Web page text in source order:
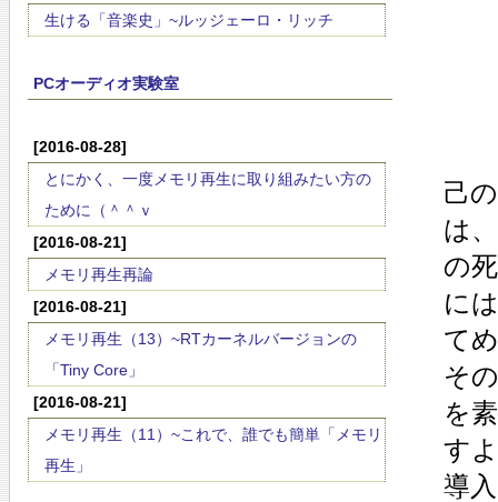
生ける「音楽史」~ルッジェーロ・リッチ
PCオーディオ実験室
[2016-08-28]
とにかく、一度メモリ再生に取り組みたい方の
ために（＾＾ｖ
[2016-08-21]
メモリ再生再論
[2016-08-21]
メモリ再生（13）~RTカーネルバージョンの
「Tiny Core」
[2016-08-21]
メモリ再生（11）~これで、誰でも簡単「メモリ
再生」
己
は
の
に
て
そ
を
す
導